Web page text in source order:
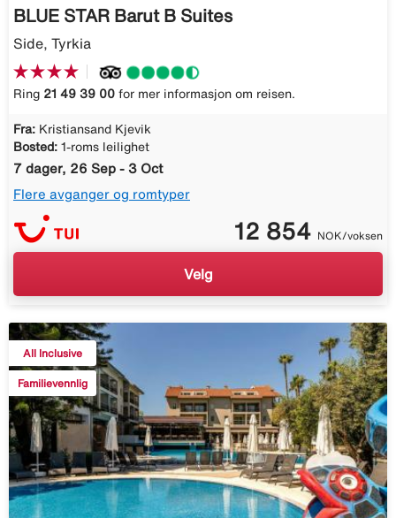
BLUE STAR Barut B Suites
Side, Tyrkia
Ring 21 49 39 00 for mer informasjon om reisen.
Fra: Kristiansand Kjevik
Bosted: 1-roms leilighet
7 dager, 26 Sep - 3 Oct
Flere avganger og romtyper
12 854 NOK/voksen
Velg
All Inclusive
Familievennlig